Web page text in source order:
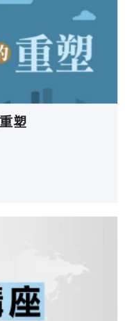
塑